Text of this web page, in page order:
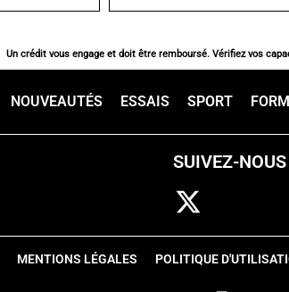
Un crédit vous engage et doit être remboursé. Vérifiez vos
NOUVEAUTÉS ESSAIS SPORT
SUIVEZ-
MENTIONS LÉGALES POLITIQUE